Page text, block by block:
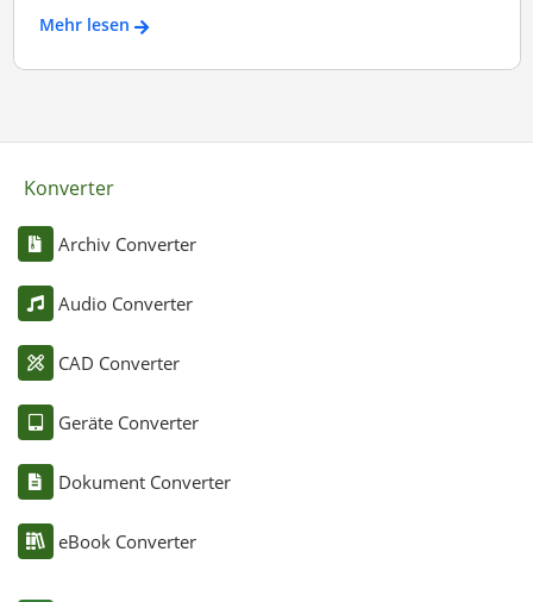
Mehr lesen
Konverter
Archiv Converter
Audio Converter
CAD Converter
Geräte Converter
Dokument Converter
eBook Converter